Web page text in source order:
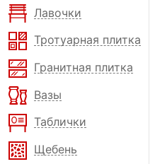
Лавочки
Тротуарная плитка
Гранитная плитка
Вазы
Таблички
Щебень